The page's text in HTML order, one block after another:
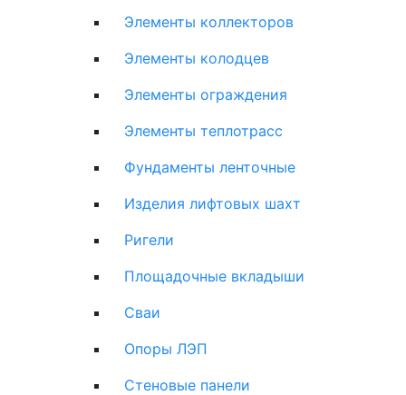
Элементы коллекторов
Элементы колодцев
Элементы ограждения
Элементы теплотрасс
Фундаменты ленточные
Изделия лифтовых шахт
Ригели
Площадочные вкладыши
Сваи
Опоры ЛЭП
Стеновые панели